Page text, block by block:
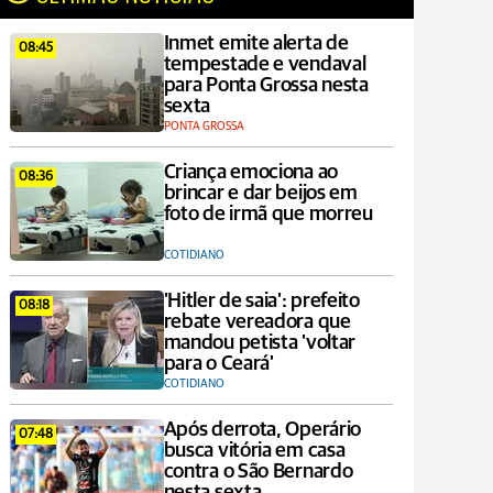
08:45
Inmet emite alerta de
tempestade e vendaval
para Ponta Grossa nesta
sexta
PONTA GROSSA
08:36
Criança emociona ao
brincar e dar beijos em
foto de irmã que morreu
COTIDIANO
08:18
'Hitler de saia': prefeito
rebate vereadora que
mandou petista 'voltar
para o Ceará'
COTIDIANO
07:48
Após derrota, Operário
busca vitória em casa
contra o São Bernardo